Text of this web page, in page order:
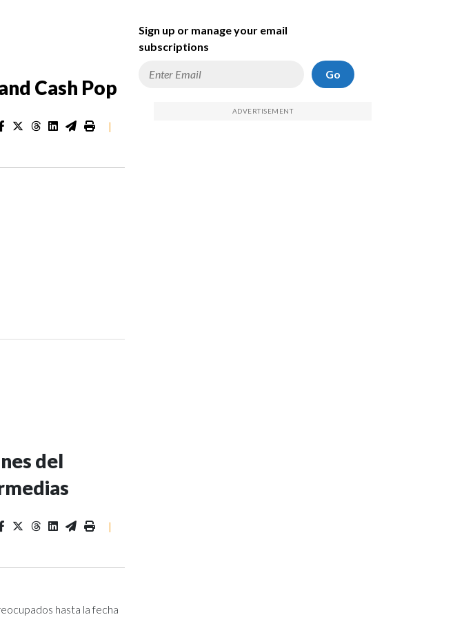
Cash Pop
|
del
|
hasta la fecha
Sign up or manage your email
subscriptions
Go